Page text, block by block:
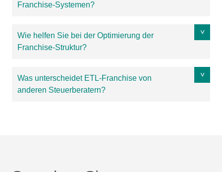
Franchise-Systemen?
Wie helfen Sie bei der Optimierung der
Franchise-Struktur?
Was unterscheidet ETL-Franchise von
anderen Steuerberatern?